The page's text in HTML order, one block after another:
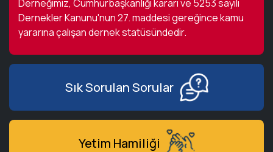
Derneğimiz, Cumhurbaşkanlığı kararı ve 5253 sayılı
Dernekler Kanunu'nun 27. maddesi gereğince kamu
yararına çalışan dernek statüsündedir.
Sık Sorulan Sorular
Yetim Hamiliği